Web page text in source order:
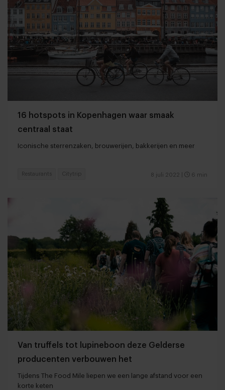
16 hotspots in Kopenhagen waar smaak
centraal staat
Iconische sterrenzaken, brouwerijen, bakkerijen en meer
8 juli 2022 6 min
Restaurants Citytrip
Van truffels tot lupineboon deze Gelderse
producenten verbouwen het
Tijdens The Food Mile liepen we een lange afstand voor een
korte keten